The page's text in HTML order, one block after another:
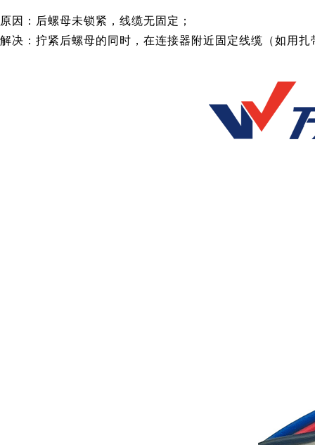
原因：后螺母未锁紧，线缆无固定；
解决：拧紧后螺母的同时，在连接器附近固定线缆（如用